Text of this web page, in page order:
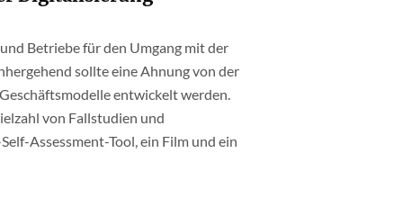
Betriebe für den Umgang mit der
sollte eine Ahnung von der
entwickelt werden.
von Fallstudien und
Assessment-Tool, ein Film und ein